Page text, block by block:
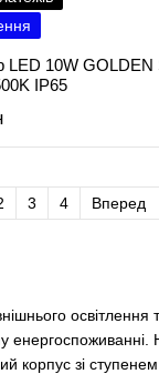
зі ступенем
LED 10W GOLDEN
IP65
3 4 Вперед